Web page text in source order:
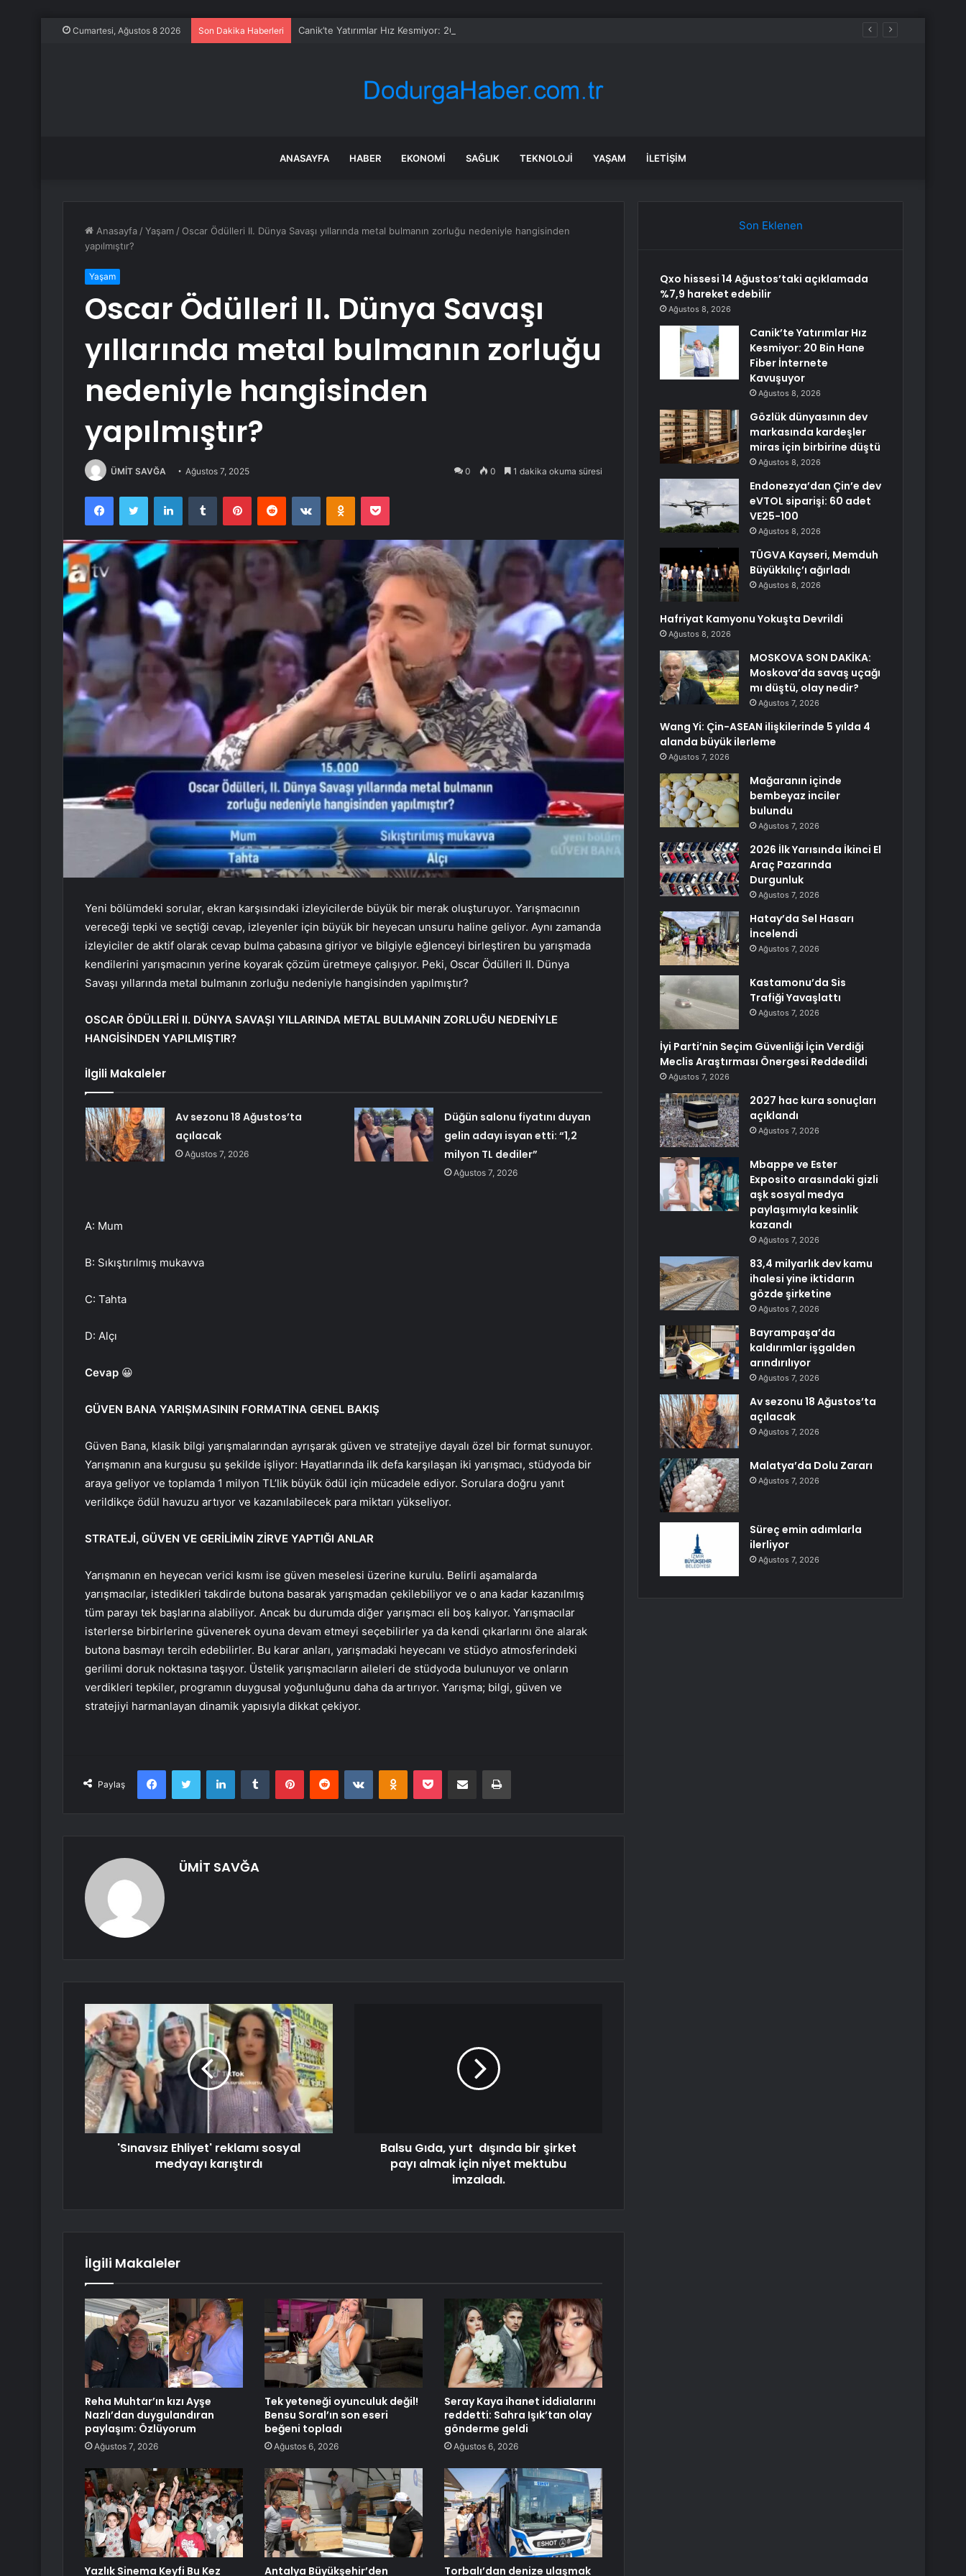
Cumartesi, Ağustos 8 2026 Son Dakika Haberleri Canik’te Yatırımlar Hız Kesmiyor: 20 Bin Hane Fiber İnternete Kavuşuyor
ANASAYFA HABER EKONOMI SAĞLIK TEKNOLOJI YAŞAM İLETIŞIM
Anasayfa /Yaşam / Oscar Ödülleri II. Dünya Savaşı yıllarında metal bulmanın zorluğu nedeniyle hangisinden
yapılmıştır?
Yaşam
Oscar Ödülleri II. Dünya Savaşı
yıllarında metal bulmanın zorluğu
nedeniyle hangisinden
yapılmıştır?
ÜMİT SAVĞA Ağustos 7, 2025 0 0 1 dakika okuma süresi
FacebookTwitter LinkedInTumblr PinterestReddit VKontakteOdnoklassniki
Pocket
Yeni bölümdeki sorular, ekran karşısındaki izleyicilerde büyük bir merak oluşturuyor. Yarışmacının
vereceği tepki ve seçtiği cevap, izleyenler için büyük bir heyecan unsuru haline geliyor. Aynı zamanda
izleyiciler de aktif olarak cevap bulma çabasına giriyor ve bilgiyle eğlenceyi birleştiren bu yarışmada
kendilerini yarışmacının yerine koyarak çözüm üretmeye çalışıyor. Peki, Oscar Ödülleri II. Dünya
Savaşı yıllarında metal bulmanın zorluğu nedeniyle hangisinden yapılmıştır?
OSCAR ÖDÜLLERİ II. DÜNYA SAVAŞI YILLARINDA METAL BULMANIN ZORLUĞU NEDENİYLE
HANGİSİNDEN YAPILMIŞTIR?
İlgili Makaleler
Av sezonu 18 Ağustos’ta
açılacak
Ağustos 7, 2026
Düğün salonu fiyatını duyan
gelin adayı isyan etti: “1,2
milyon TL dediler”
Ağustos 7, 2026
A: Mum
B: Sıkıştırılmış mukavva
C: Tahta
D: Alçı
Cevap 😀
GÜVEN BANA YARIŞMASININ FORMATINA GENEL BAKIŞ
Güven Bana, klasik bilgi yarışmalarından ayrışarak güven ve stratejiye dayalı özel bir format sunuyor.
Yarışmanın ana kurgusu şu şekilde işliyor: Hayatlarında ilk defa karşılaşan iki yarışmacı, stüdyoda bir
araya geliyor ve toplamda 1 milyon TL’lik büyük ödül için mücadele ediyor. Sorulara doğru yanıt
verildikçe ödül havuzu artıyor ve kazanılabilecek para miktarı yükseliyor.
STRATEJİ, GÜVEN VE GERİLİMİN ZİRVE YAPTIĞI ANLAR
Yarışmanın en heyecan verici kısmı ise güven meselesi üzerine kurulu. Belirli aşamalarda
yarışmacılar, istedikleri takdirde butona basarak yarışmadan çekilebiliyor ve o ana kadar kazanılmış
tüm parayı tek başlarına alabiliyor. Ancak bu durumda diğer yarışmacı eli boş kalıyor. Yarışmacılar
isterlerse birbirlerine güvenerek oyuna devam etmeyi seçebilirler ya da kendi çıkarlarını öne alarak
butona basmayı tercih edebilirler. Bu karar anları, yarışmadaki heyecanı ve stüdyo atmosferindeki
gerilimi doruk noktasına taşıyor. Üstelik yarışmacıların aileleri de stüdyoda bulunuyor ve onların
verdikleri tepkiler, programın duygusal yoğunluğunu daha da artırıyor. Yarışma; bilgi, güven ve
stratejiyi harmanlayan dinamik yapısıyla dikkat çekiyor.
Paylaş
FacebookTwitter LinkedInTumblr PinterestReddit VKontakteOdnoklassniki
Pocket E-Posta ile paylaş Yazdır
ÜMİT SAVĞA
'Sınavsız Ehliyet' reklamı sosyal
medyayı karıştırdı
Balsu Gıda, yurt dışında bir şirket
payı almak için niyet mektubu
imzaladı.
İlgili Makaleler
Reha Muhtar’ın kızı Ayşe
Nazlı’dan duygulandıran
paylaşım: Özlüyorum
Ağustos 7, 2026
Tek yeteneği oyunculuk değil!
Bensu Soral’ın son eseri
beğeni topladı
Ağustos 6, 2026
Seray Kaya ihanet iddialarını
reddetti: Sahra Işık’tan olay
gönderme geldi
Ağustos 6, 2026
Yazlık Sinema Keyfi Bu Kez Antalya Büyükşehir’den Torbalı’dan denize ulaşmak
Son Eklenen
Qxo hissesi 14 Ağustos’taki açıklamada
%7,9 hareket edebilir
Ağustos 8, 2026
Canik’te Yatırımlar Hız
Kesmiyor: 20 Bin Hane
Fiber İnternete
Kavuşuyor
Ağustos 8, 2026
Gözlük dünyasının dev
markasında kardeşler
miras için birbirine düştü
Ağustos 8, 2026
Endonezya’dan Çin’e dev
eVTOL siparişi: 60 adet
VE25-100
Ağustos 8, 2026
TÜGVA Kayseri, Memduh
Büyükkılıç’ı ağırladı
Ağustos 8, 2026
Hafriyat Kamyonu Yokuşta Devrildi
Ağustos 8, 2026
MOSKOVA SON DAKİKA:
Moskova’da savaş uçağı
mı düştü, olay nedir?
Ağustos 7, 2026
Wang Yi: Çin-ASEAN ilişkilerinde 5 yılda 4
alanda büyük ilerleme
Ağustos 7, 2026
Mağaranın içinde
bembeyaz inciler
bulundu
Ağustos 7, 2026
2026 İlk Yarısında İkinci El
Araç Pazarında
Durgunluk
Ağustos 7, 2026
Hatay’da Sel Hasarı
İncelendi
Ağustos 7, 2026
Kastamonu’da Sis
Trafiği Yavaşlattı
Ağustos 7, 2026
İyi Parti’nin Seçim Güvenliği İçin Verdiği
Meclis Araştırması Önergesi Reddedildi
Ağustos 7, 2026
2027 hac kura sonuçları
açıklandı
Ağustos 7, 2026
Mbappe ve Ester
Exposito arasındaki gizli
aşk sosyal medya
paylaşımıyla kesinlik
kazandı
Ağustos 7, 2026
83,4 milyarlık dev kamu
ihalesi yine iktidarın
gözde şirketine
Ağustos 7, 2026
Bayrampaşa’da
kaldırımlar işgalden
arındırılıyor
Ağustos 7, 2026
Av sezonu 18 Ağustos’ta
açılacak
Ağustos 7, 2026
Malatya’da Dolu Zararı
Ağustos 7, 2026
Süreç emin adımlarla
ilerliyor
Ağustos 7, 2026